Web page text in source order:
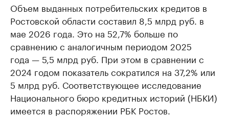
Объем выданных потребительских кредитов в
Ростовской области составил 8,5 млрд руб. в
мае 2026 года. Это на 52,7% больше по
сравнению с аналогичным периодом 2025
года — 5,5 млрд руб. При этом в сравнении с
2024 годом показатель сократился на 37,2% или
5 млрд руб. Соответствующее исследование
Национального бюро кредитных историй (НБКИ)
имеется в распоряжении РБК Ростов.